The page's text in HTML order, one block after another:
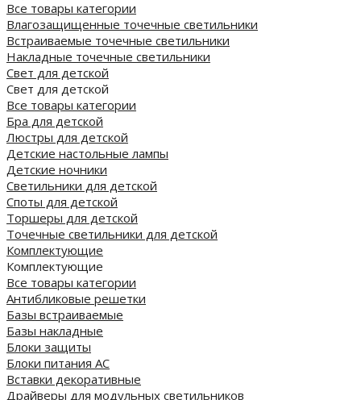
Все товары категории
Влагозащищенные точечные светильники
Встраиваемые точечные светильники
Накладные точечные светильники
Свет для детской
Свет для детской
Все товары категории
Бра для детской
Люстры для детской
Детские настольные лампы
Детские ночники
Светильники для детской
Споты для детской
Торшеры для детской
Точечные светильники для детской
Комплектующие
Комплектующие
Все товары категории
Антибликовые решетки
Базы встраиваемые
Базы накладные
Блоки защиты
Блоки питания AC
Вставки декоративные
Драйверы для модульных светильников